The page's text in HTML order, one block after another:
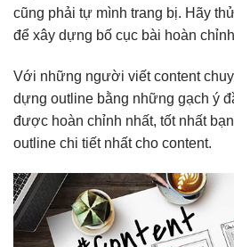
cũng phải tự mình trang bị. Hãy
để xây dựng bố cục bài hoàn
Với những người viết content
dựng outline bằng những gạch ý
được hoàn chỉnh nhất, tốt nhất
outline chi tiết nhất cho content.